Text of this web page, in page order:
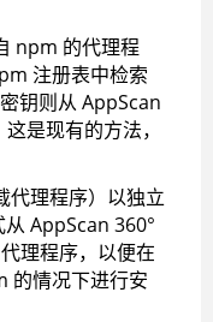
npm 的代理程
注册表中检索
钥则从 AppScan
是现有的方法，
代理程序）以独立
AppScan 360°
理程序，以便在
的情况下进行安